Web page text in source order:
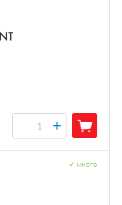
+
много